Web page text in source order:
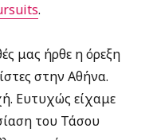
.
μας ήρθε η όρεξη
στην Αθήνα.
Ευτυχώς είχαμε
του Τάσου